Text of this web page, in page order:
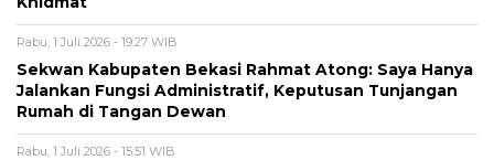
Rabu, 1 Juli 2026 - 19:27 WIB
Sekwan Kabupaten Bekasi Rahmat Atong: Saya Hanya
Jalankan Fungsi Administratif, Keputusan Tunjangan
Rumah di Tangan Dewan
Rabu, 1 Juli 2026 - 15:51 WIB